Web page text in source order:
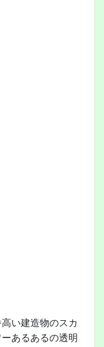
い建造物のスカ
あるあるの透明